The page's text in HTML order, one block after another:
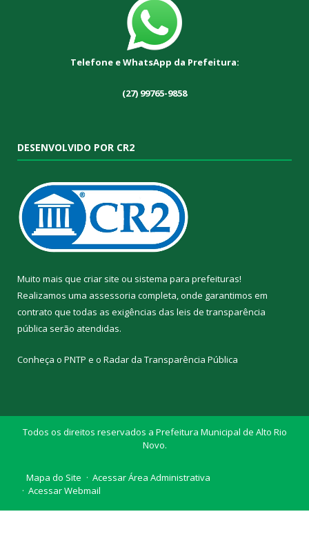
Telefone e WhatsApp da Prefeitura:
(27) 99765-9858
DESENVOLVIDO POR CR2
Muito mais que criar site ou sistema para prefeituras!
Realizamos uma assessoria completa, onde garantimos em
contrato que todas as exigências das leis de transparência
pública serão atendidas.
Conheça o PNTP e o Radar da Transparência Pública
Todos os direitos reservados a Prefeitura Municipal de Alto Rio
Novo.
Mapa do Site
Acessar Área Administrativa
Acessar Webmail